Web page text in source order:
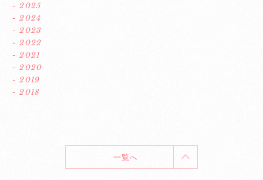
- 2025
- 2024
- 2023
- 2022
- 2021
- 2020
- 2019
- 2018
一覧へ